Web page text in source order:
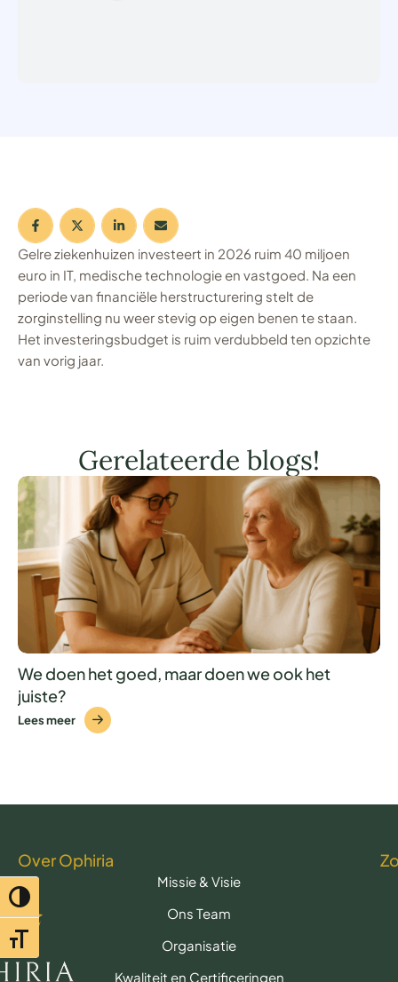
Toggle hoog contrast
Toggle lettertypegrootte
Gelre ziekenhuizen investeert in 2026 ruim 40 miljoen
euro in IT, medische technologie en vastgoed. Na een
periode van financiële herstructurering stelt de
zorginstelling nu weer stevig op eigen benen te staan.
Het investeringsbudget is ruim verdubbeld ten opzichte
van vorig jaar.
Gerelateerde blogs!
We doen het goed, maar doen we ook het
juiste?
Lees meer
Over Ophiria
Missie & Visie
Ons Team
Organisatie
Kwaliteit en Certificeringen